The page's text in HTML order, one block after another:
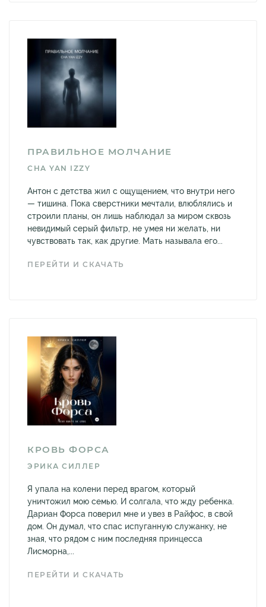
ПРАВИЛЬНОЕ МОЛЧАНИЕ
CHA YAN IZZY
Антон с детства жил с ощущением, что внутри него
— тишина. Пока сверстники мечтали, влюблялись и
строили планы, он лишь наблюдал за миром сквозь
невидимый серый фильтр, не умея ни желать, ни
чувствовать так, как другие. Мать называла его...
ПЕРЕЙТИ И СКАЧАТЬ
КРОВЬ ФОРСА
ЭРИКА СИЛЛЕР
Я упала на колени перед врагом, который
уничтожил мою семью. И солгала, что жду ребенка.
Дариан Форса поверил мне и увез в Райфос, в свой
дом. Он думал, что спас испуганную служанку, не
зная, что рядом с ним последняя принцесса
Лисморна,...
ПЕРЕЙТИ И СКАЧАТЬ